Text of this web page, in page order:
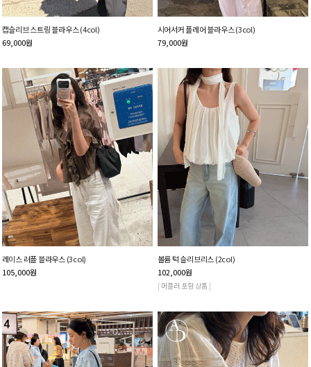
캡슬리브 스트링 블라우스 (4col)
69,000원
시어서커 플레어 블라우스 (3col)
79,000원
레이스 러플 블라우스 (3col)
105,000원
볼륨 턱 슬리브리스 (2col)
102,000원
[ 머플러 포함 상품 ]